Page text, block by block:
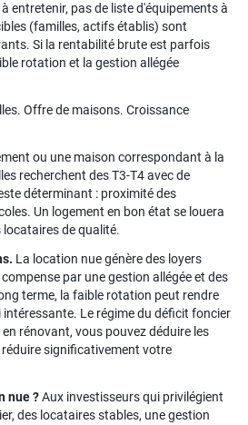
entretenir, pas de liste d'équipements à
(familles, actifs établis) sont
Si la rentabilité brute est parfois
rotation et la gestion allégée
Offre de maisons. Croissance
ou une maison correspondant à la
recherchent des T3-T4 avec de
déterminant : proximité des
Un logement en bon état se louera
de qualité.
La location nue génère des loyers
par une gestion allégée et des
terme, la faible rotation peut rendre
Le régime du déficit foncier
rénovant, vous pouvez déduire les
significativement votre
nue ?Aux investisseurs qui privilégient
des locataires stables, une gestion